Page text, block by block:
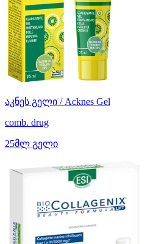
აკნეს გელი / Acknes Gel
comb. drug
25მლ გელი